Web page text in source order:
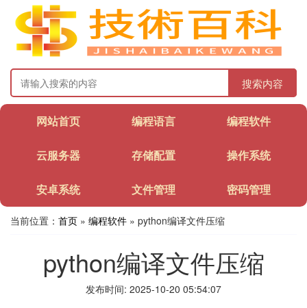
搜索内容
网站首页 编程语言 编程软件
云服务器 存储配置 操作系统
安卓系统 文件管理 密码管理
当前位置： 首页 » 编程软件 » python编译文件压缩
python编译文件压缩
发布时间: 2025-10-20 05:54:07